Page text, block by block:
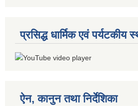
प्रसिद्ध धार्मिक एवं पर्यटकीय
ऐन, कानुन तथा निर्देशिका